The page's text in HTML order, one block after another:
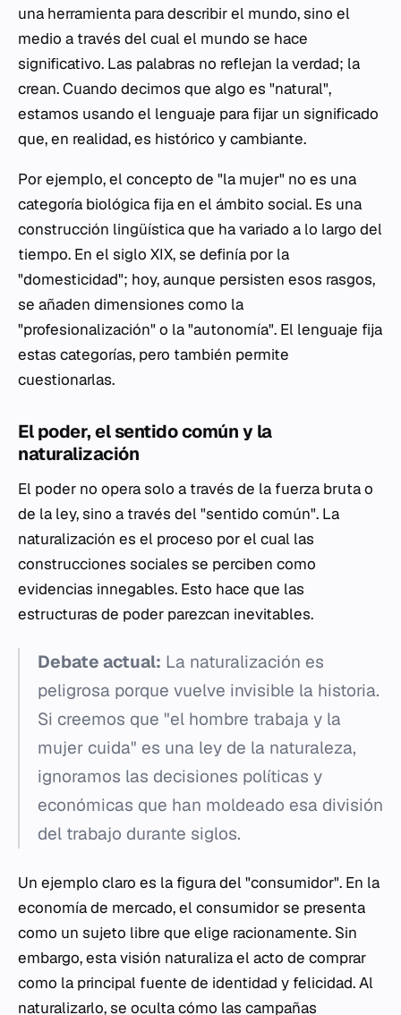
una herramienta para describir el mundo, sino el
medio a través del cual el mundo se hace
significativo. Las palabras no reflejan la verdad; la
crean. Cuando decimos que algo es "natural",
estamos usando el lenguaje para fijar un significado
que, en realidad, es histórico y cambiante.
Por ejemplo, el concepto de "la mujer" no es una
categoría biológica fija en el ámbito social. Es una
construcción lingüística que ha variado a lo largo del
tiempo. En el siglo XIX, se definía por la
"domesticidad"; hoy, aunque persisten esos rasgos,
se añaden dimensiones como la
"profesionalización" o la "autonomía". El lenguaje fija
estas categorías, pero también permite
cuestionarlas.
El poder, el sentido común y la
naturalización
El poder no opera solo a través de la fuerza bruta o
de la ley, sino a través del "sentido común". La
naturalización es el proceso por el cual las
construcciones sociales se perciben como
evidencias innegables. Esto hace que las
estructuras de poder parezcan inevitables.
Debate actual: La naturalización es
peligrosa porque vuelve invisible la historia.
Si creemos que "el hombre trabaja y la
mujer cuida" es una ley de la naturaleza,
ignoramos las decisiones políticas y
económicas que han moldeado esa división
del trabajo durante siglos.
Un ejemplo claro es la figura del "consumidor". En la
economía de mercado, el consumidor se presenta
como un sujeto libre que elige racionamente. Sin
embargo, esta visión naturaliza el acto de comprar
como la principal fuente de identidad y felicidad. Al
naturalizarlo, se oculta cómo las campañas